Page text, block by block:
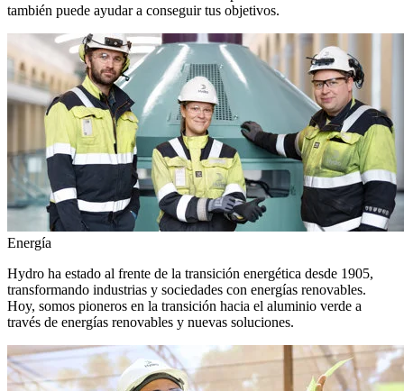
también puede ayudar a conseguir tus objetivos.
Energía
Hydro ha estado al frente de la transición energética desde 1905,
transformando industrias y sociedades con energías renovables.
Hoy, somos pioneros en la transición hacia el aluminio verde a
través de energías renovables y nuevas soluciones.